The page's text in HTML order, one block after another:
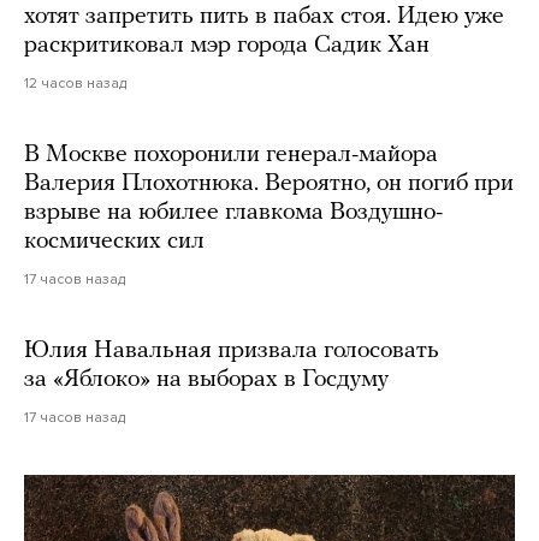
хотят запретить пить в пабах стоя. Идею уже
раскритиковал мэр города Садик Хан
12 часов назад
В Москве похоронили генерал-майора
Валерия Плохотнюка. Вероятно, он погиб при
взрыве на юбилее главкома Воздушно-
космических сил
17 часов назад
Юлия Навальная призвала голосовать
за «Яблоко» на выборах в Госдуму
17 часов назад